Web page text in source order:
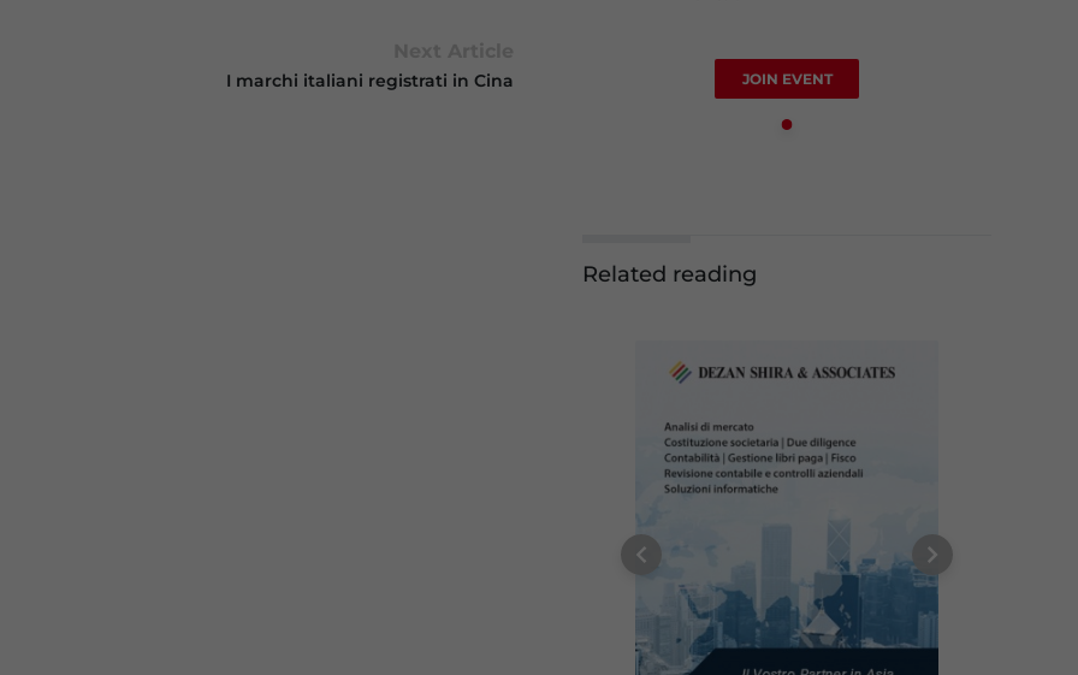
I marchi italiani registrati in Cina JOIN EVENT
Related reading